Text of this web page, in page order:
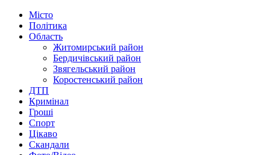
Місто
Політика
Область
Житомирський район
Бердичівський район
Звягельський район
Коростенський район
ДТП
Кримінал
Гроші
Спорт
Цікаво
Скандали